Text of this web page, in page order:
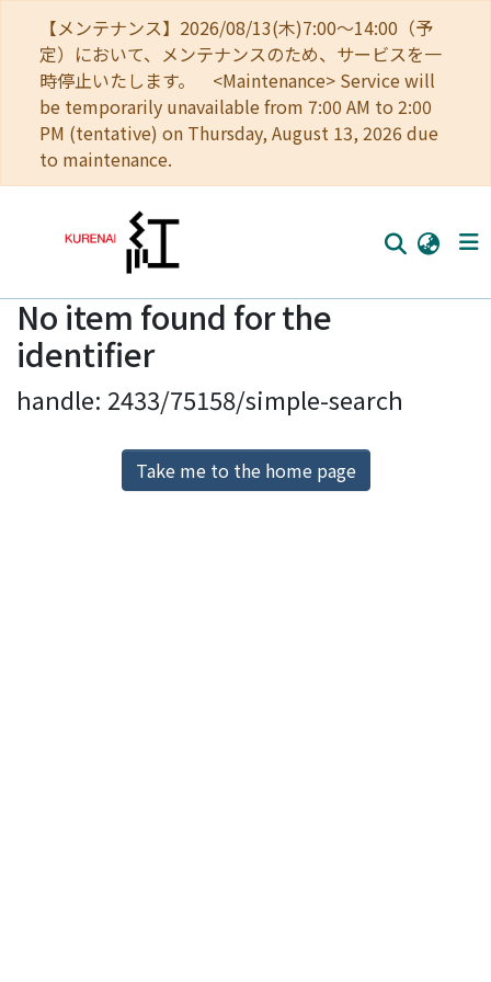
【メンテナンス】2026/08/13(木)7:00～14:00（予
定）において、メンテナンスのため、サービスを一
時停止いたします。 <Maintenance> Service will
be temporarily unavailable from 7:00 AM to 2:00
PM (tentative) on Thursday, August 13, 2026 due
to maintenance.
Home
Communities
Browse
Download Ranking
No item found for the
identifier
handle: 2433/75158/simple-search
Take me to the home page